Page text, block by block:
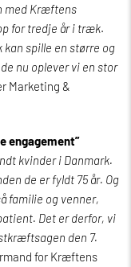
med Kræftens
for tredje år i træk.
spille en større og
nu oplever vi en stor
Marketing &
engagement”
kvinder i Danmark.
de er fyldt 75 år. Og
familie og venner,
Det er derfor, vi
den 7.
for Kræftens